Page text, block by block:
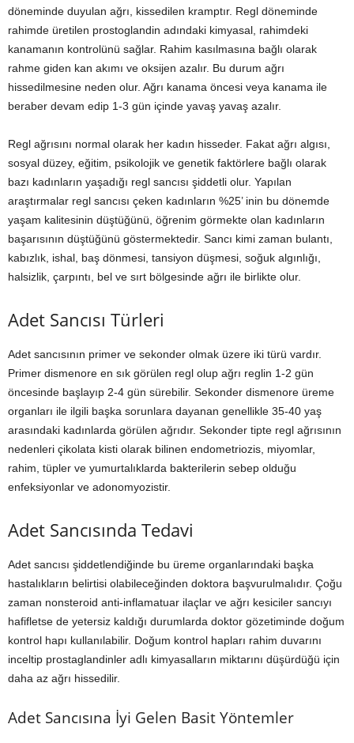
döneminde duyulan ağrı, kissedilen kramptır. Regl döneminde
rahimde üretilen prostoglandin adındaki kimyasal, rahimdeki
kanamanın kontrolünü sağlar. Rahim kasılmasına bağlı olarak
rahme giden kan akımı ve oksijen azalır. Bu durum ağrı
hissedilmesine neden olur. Ağrı kanama öncesi veya kanama ile
beraber devam edip 1-3 gün içinde yavaş yavaş azalır.
Regl ağrısını normal olarak her kadın hisseder. Fakat ağrı algısı,
sosyal düzey, eğitim, psikolojik ve genetik faktörlere bağlı olarak
bazı kadınların yaşadığı regl sancısı şiddetli olur. Yapılan
araştırmalar regl sancısı çeken kadınların %25’ inin bu dönemde
yaşam kalitesinin düştüğünü, öğrenim görmekte olan kadınların
başarısının düştüğünü göstermektedir. Sancı kimi zaman bulantı,
kabızlık, ishal, baş dönmesi, tansiyon düşmesi, soğuk algınlığı,
halsizlik, çarpıntı, bel ve sırt bölgesinde ağrı ile birlikte olur.
Adet Sancısı Türleri
Adet sancısının primer ve sekonder olmak üzere iki türü vardır.
Primer dismenore en sık görülen regl olup ağrı reglin 1-2 gün
öncesinde başlayıp 2-4 gün sürebilir. Sekonder dismenore üreme
organları ile ilgili başka sorunlara dayanan genellikle 35-40 yaş
arasındaki kadınlarda görülen ağrıdır. Sekonder tipte regl ağrısının
nedenleri çikolata kisti olarak bilinen endometriozis, miyomlar,
rahim, tüpler ve yumurtalıklarda bakterilerin sebep olduğu
enfeksiyonlar ve adonomyozistir.
Adet Sancısında Tedavi
Adet sancısı şiddetlendiğinde bu üreme organlarındaki başka
hastalıkların belirtisi olabileceğinden doktora başvurulmalıdır. Çoğu
zaman nonsteroid anti-inflamatuar ilaçlar ve ağrı kesiciler sancıyı
hafifletse de yetersiz kaldığı durumlarda doktor gözetiminde doğum
kontrol hapı kullanılabilir. Doğum kontrol hapları rahim duvarını
inceltip prostaglandinler adlı kimyasalların miktarını düşürdüğü için
daha az ağrı hissedilir.
Adet Sancısına İyi Gelen Basit Yöntemler